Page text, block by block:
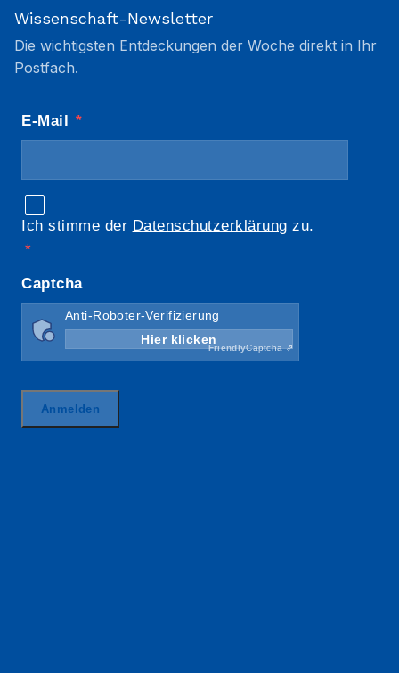
Wissenschaft-Newsletter
Die wichtigsten Entdeckungen der Woche direkt in Ihr
Postfach.